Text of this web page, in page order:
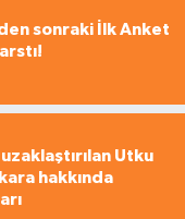
sonraki İlk Anket
Utku
hakkında